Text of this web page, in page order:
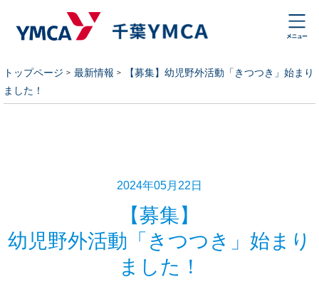
トップページ 最新情報
【募集】幼児野外活動「きつつき」始まり
ました！
2024年05月22日
【募集】
幼児野外活動「きつつき」始まり
ました！